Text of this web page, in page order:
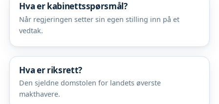
Hva er kabinettsspørsmål?
Når regjeringen setter sin egen stilling inn på et
vedtak.
Hva er riksrett?
Den sjeldne domstolen for landets øverste
makthavere.